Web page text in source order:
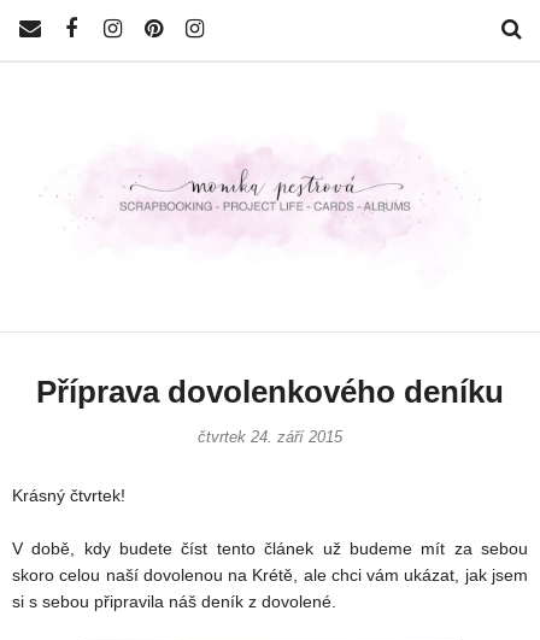
Příprava dovolenkového deníku
čtvrtek 24. září 2015
Krásný čtvrtek!
V době, kdy budete číst tento článek už budeme mít za sebou
skoro celou naší dovolenou na Krétě, ale chci vám ukázat, jak jsem
si s sebou připravila náš deník z dovolené.